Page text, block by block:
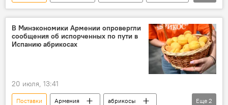
нефтепродукты
В Минэкономики Армении опровергли
сообщения об испорченных по пути в
Испанию абрикосах
20 июля, 13:41
Поставки Армения
абрикосы
Еще 2